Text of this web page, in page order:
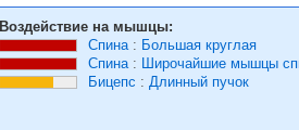
Воздействие на мышцы:
Спина: Большая круглая
Спина: Широчайшие мышцы
Бицепс : Длинный пучок